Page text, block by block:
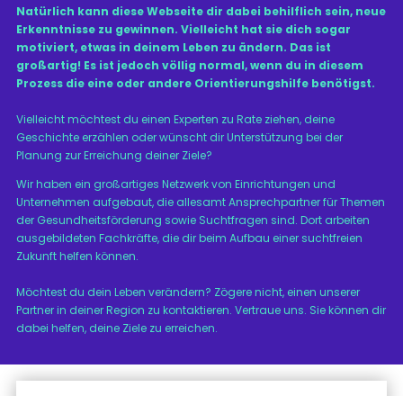
Natürlich kann diese Webseite dir dabei behilflich sein, neue
Erkenntnisse zu gewinnen. Vielleicht hat sie dich sogar
motiviert, etwas in deinem Leben zu ändern. Das ist
großartig! Es ist jedoch völlig normal, wenn du in diesem
Prozess die eine oder andere Orientierungshilfe benötigst.
Vielleicht möchtest du einen Experten zu Rate ziehen, deine
Geschichte erzählen oder wünscht dir Unterstützung bei der
Planung zur Erreichung deiner Ziele?
Wir haben ein großartiges Netzwerk von Einrichtungen und
Unternehmen aufgebaut, die allesamt Ansprechpartner für Themen
der Gesundheitsförderung sowie Suchtfragen sind. Dort arbeiten
ausgebildeten Fachkräfte, die dir beim Aufbau einer suchtfreien
Zukunft helfen können.
Möchtest du dein Leben verändern? Zögere nicht, einen unserer
Partner in deiner Region zu kontaktieren. Vertraue uns. Sie können dir
dabei helfen, deine Ziele zu erreichen.